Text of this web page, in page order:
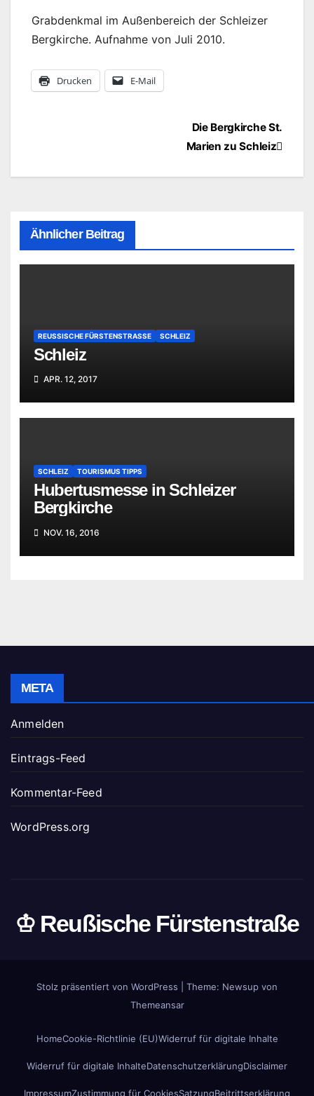
Grabdenkmal im Außenbereich der Schleizer
Bergkirche. Aufnahme von Juli 2010.
Drucken E-Mail
BeitragsnavigationDie Bergkirche St.
Marien zu Schleiz
Ähnlicher Beitrag
REUSSISCHE FÜRSTENSTRASSE SCHLEIZ
Schleiz
APR. 12, 2017
SCHLEIZ TOURISMUS TIPPS
Hubertusmesse in Schleizer
Bergkirche
NOV. 16, 2016
META
Anmelden
Eintrags-Feed
Kommentar-Feed
WordPress.org
♔ Reußische Fürstenstraße
Stolz präsentiert von WordPress
Theme: Newsup von
Themeansar
HomeCookie-Richtlinie (EU)Widerruf für digitale Inhalte
Widerruf für digitale InhalteDatenschutzerklärungDisclaimer
ImpressumZustimmung für CookiesSatzungBeitrittserklärung